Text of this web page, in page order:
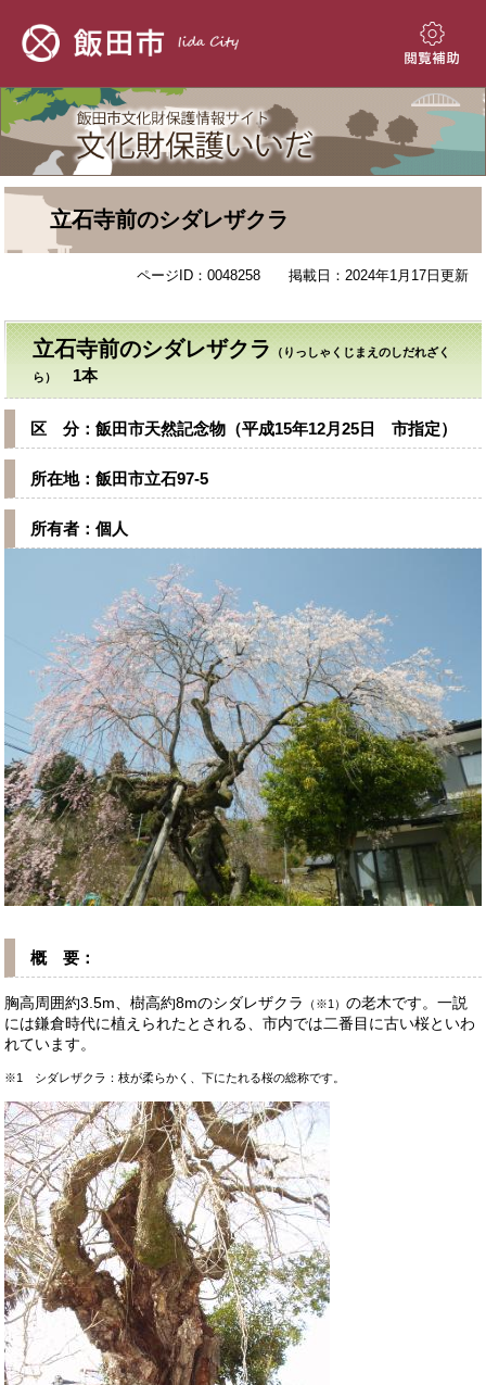
先
頭
を
飛
て
閲
補
助
本
立石寺前のシダレザクラ
ページID：0048258 掲載日：2024年1月17日更新
立石寺前のシダレザクラ
（りっしゃくじまえのしだれざく
ら）
1本
区 分：飯田市天然記念物（平成15年12月25日 市指定）
所在地：飯田市立石97-5
所有者：個人
概 要：
胸高周囲約3.5m、樹高約8mのシダレザクラ （※1）の老木です。一説
には鎌倉時代に植えられたとされる、市内では二番目に古い桜といわ
れています。
※1 シダレザクラ：枝が柔らかく、下にたれる桜の総称です。